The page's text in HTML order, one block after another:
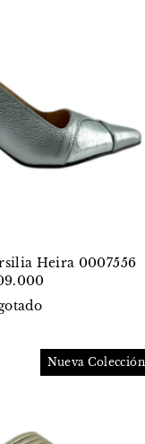
Heira 0007556
Nueva Colección